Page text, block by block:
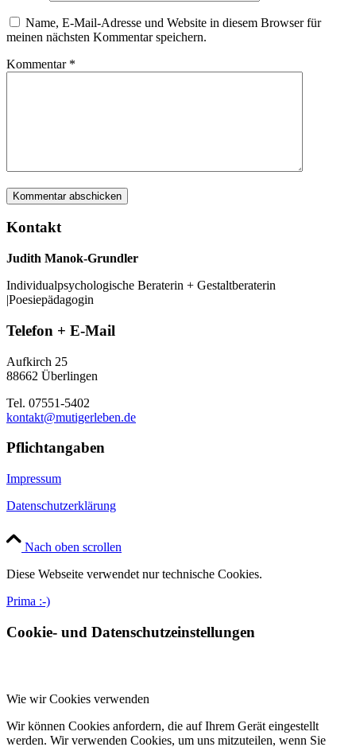
Name, E-Mail-Adresse und Website in diesem Browser für
meinen nächsten Kommentar speichern.
Kommentar *
Kontakt
Judith Manok-Grundler
Individualpsychologische Beraterin + Gestaltberaterin
|Poesiepädagogin
Telefon + E-Mail
Aufkirch 25
88662 Überlingen
Tel. 07551-5402
kontakt@mutigerleben.de
Pflichtangaben
Impressum
Datenschutzerklärung
Nach oben scrollen
Diese Webseite verwendet nur technische Cookies.
Prima :-)
Cookie- und Datenschutzeinstellungen
Wie wir Cookies verwenden
Wir können Cookies anfordern, die auf Ihrem Gerät eingestellt
werden. Wir verwenden Cookies, um uns mitzuteilen, wenn Sie